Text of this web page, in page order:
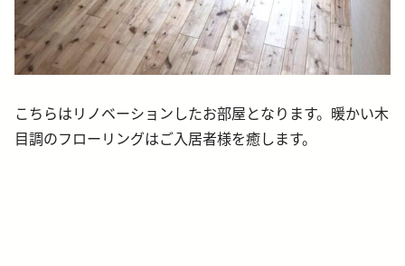
こちらはリノベーションしたお部屋となります。暖かい木
目調のフローリングはご入居者様を癒します。